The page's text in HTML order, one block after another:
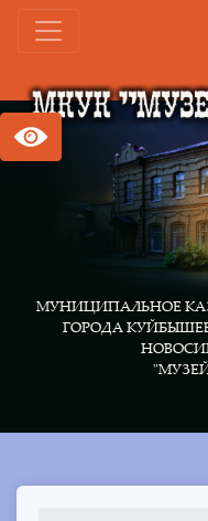
МУНИЦИПАЛЬНОЕ КАЗЕННОЕ
ГОРОДА КУЙБЫШЕВА
НОВОСИБИРСКОЙ
"МУЗЕЙНЫЙ